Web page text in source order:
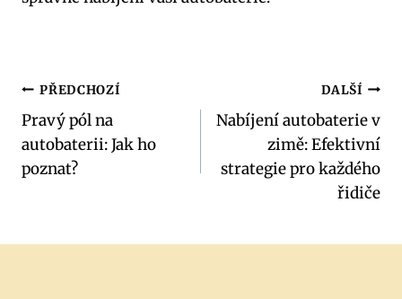
Navigace
pro
příspěvek
PŘEDCHOZÍ
Pravý pól na
autobaterii: Jak ho
poznat?
DALŠÍ
Nabíjení autobaterie v
zimě: Efektivní
strategie pro každého
řidiče